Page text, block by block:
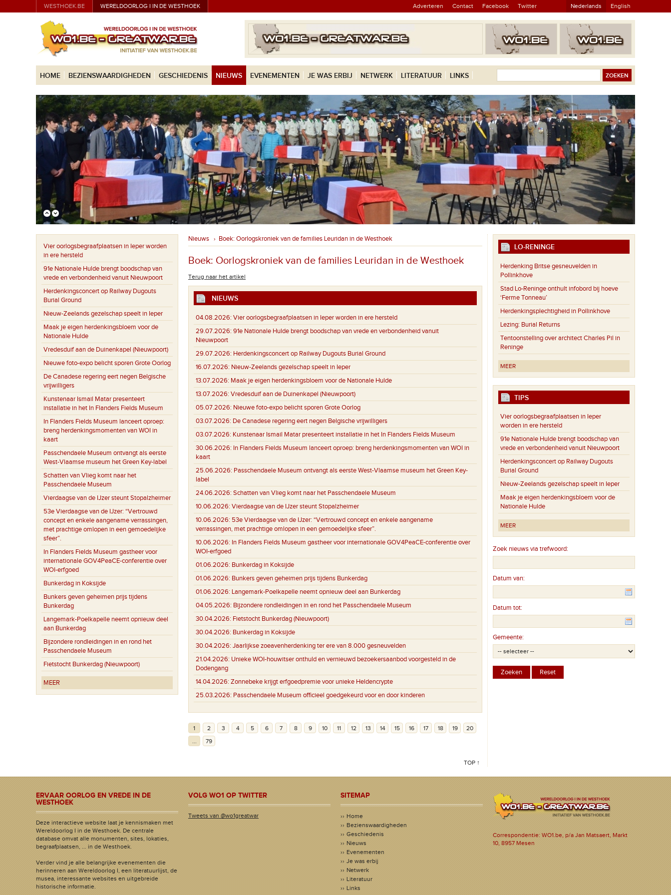
WESTHOEK.BE WERELDOORLOG I IN DE WESTHOEK Adverteren Contact Facebook Twitter Nederlands English
HOME BEZIENSWAARDIGHEDEN GESCHIEDENIS NIEUWS EVENEMENTEN JE WAS ERBIJ NETWERK LITERATUUR LINKS
Vier oorlogsbegraafplaatsen in Ieper worden
in ere hersteld
91e Nationale Hulde brengt boodschap van
vrede en verbondenheid vanuit Nieuwpoort
Herdenkingsconcert op Railway Dugouts
Burial Ground
Nieuw-Zeelands gezelschap speelt in Ieper
Maak je eigen herdenkingsbloem voor de
Nationale Hulde
Vredesduif aan de Duinenkapel (Nieuwpoort)
Nieuwe foto-expo belicht sporen Grote Oorlog
De Canadese regering eert negen Belgische
vrijwilligers
Kunstenaar Ismail Matar presenteert
installatie in het In Flanders Fields Museum
In Flanders Fields Museum lanceert oproep:
breng herdenkingsmomenten van WOI in
kaart
Passchendaele Museum ontvangt als eerste
West-Vlaamse museum het Green Key-label
Schatten van Vlieg komt naar het
Passchendaele Museum
Vierdaagse van de IJzer steunt Stopalzheimer
53e Vierdaagse van de IJzer: “Vertrouwd
concept en enkele aangename verrassingen,
met prachtige omlopen in een gemoedelijke
sfeer”.
In Flanders Fields Museum gastheer voor
internationale GOV4PeaCE-conferentie over
WOI-erfgoed
Bunkerdag in Koksijde
Bunkers geven geheimen prijs tijdens
Bunkerdag
Langemark-Poelkapelle neemt opnieuw deel
aan Bunkerdag
Bijzondere rondleidingen in en rond het
Passchendaele Museum
Fietstocht Bunkerdag (Nieuwpoort)
MEER
Nieuws › Boek: Oorlogskroniek van de families Leuridan in de Westhoek
Boek: Oorlogskroniek van de families Leuridan in de Westhoek
Terug naar het artikel
NIEUWS
04.08.2026: Vier oorlogsbegraafplaatsen in Ieper worden in ere hersteld
29.07.2026: 91e Nationale Hulde brengt boodschap van vrede en verbondenheid vanuit
Nieuwpoort
29.07.2026: Herdenkingsconcert op Railway Dugouts Burial Ground
16.07.2026: Nieuw-Zeelands gezelschap speelt in Ieper
13.07.2026: Maak je eigen herdenkingsbloem voor de Nationale Hulde
13.07.2026: Vredesduif aan de Duinenkapel (Nieuwpoort)
05.07.2026: Nieuwe foto-expo belicht sporen Grote Oorlog
03.07.2026: De Canadese regering eert negen Belgische vrijwilligers
03.07.2026: Kunstenaar Ismail Matar presenteert installatie in het In Flanders Fields Museum
30.06.2026: In Flanders Fields Museum lanceert oproep: breng herdenkingsmomenten van WOI in
kaart
25.06.2026: Passchendaele Museum ontvangt als eerste West-Vlaamse museum het Green Key-
label
24.06.2026: Schatten van Vlieg komt naar het Passchendaele Museum
10.06.2026: Vierdaagse van de IJzer steunt Stopalzheimer
10.06.2026: 53e Vierdaagse van de IJzer: “Vertrouwd concept en enkele aangename
verrassingen, met prachtige omlopen in een gemoedelijke sfeer”.
10.06.2026: In Flanders Fields Museum gastheer voor internationale GOV4PeaCE-conferentie over
WOI-erfgoed
01.06.2026: Bunkerdag in Koksijde
01.06.2026: Bunkers geven geheimen prijs tijdens Bunkerdag
01.06.2026: Langemark-Poelkapelle neemt opnieuw deel aan Bunkerdag
04.05.2026: Bijzondere rondleidingen in en rond het Passchendaele Museum
30.04.2026: Fietstocht Bunkerdag (Nieuwpoort)
30.04.2026: Bunkerdag in Koksijde
30.04.2026: Jaarlijkse zoeavenherdenking ter ere van 8.000 gesneuvelden
21.04.2026: Unieke WOI-houwitser onthuld en vernieuwd bezoekersaanbod voorgesteld in de
Dodengang
14.04.2026: Zonnebeke krijgt erfgoedpremie voor unieke Heldencrypte
25.03.2026: Passchendaele Museum officieel goedgekeurd voor en door kinderen
1 2 3 4 5 6 7 8 9 10 11 12 13 14 15 16 17 18 19
20
79
TOP ↑
LO-RENINGE
Herdenking Britse gesneuvelden in
Pollinkhove
Stad Lo-Reninge onthult infobord bij hoeve
‘Ferme Tonneau’
Herdenkingsplechtigheid in Pollinkhove
Lezing: Burial Returns
Tentoonstelling over architect Charles Pil in
Reninge
MEER
TIPS
Vier oorlogsbegraafplaatsen in Ieper
worden in ere hersteld
91e Nationale Hulde brengt boodschap van
vrede en verbondenheid vanuit Nieuwpoort
Herdenkingsconcert op Railway Dugouts
Burial Ground
Nieuw-Zeelands gezelschap speelt in Ieper
Maak je eigen herdenkingsbloem voor de
Nationale Hulde
MEER
Zoek nieuws via trefwoord:
Datum van:
Datum tot:
Gemeente:
ERVAAR OORLOG EN VREDE IN DE
WESTHOEK
Deze interactieve website laat je kennismaken met
Wereldoorlog I in de Westhoek. De centrale
database omvat alle monumenten, sites, lokaties,
begraafplaatsen, ... in de Westhoek.
Verder vind je alle belangrijke evenementen die
herinneren aan Wereldoorlog I, een literatuurlijst, de
musea, interessante websites en uitgebreide
historische informatie.
VOLG WO1 OP TWITTER
Tweets van @wo1greatwar
SITEMAP
Home
Bezienswaardigheden
Geschiedenis
Nieuws
Evenementen
Je was erbij
Netwerk
Literatuur
Links
Correspondentie: WO1.be, p/a Jan Matsaert, Markt
10, 8957 Mesen